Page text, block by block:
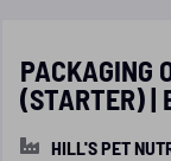
PACKAGING
(STARTER) |
HILL'S PET